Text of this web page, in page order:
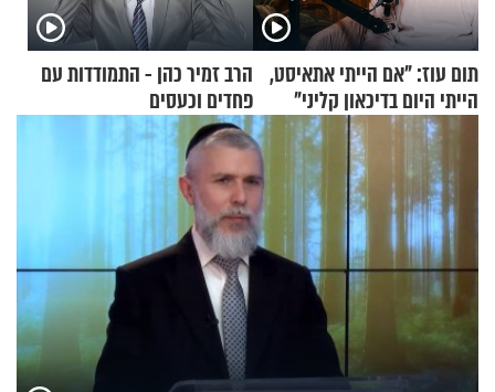
תום עוז: "אם הייתי אתאיסט,
הייתי היום בדיכאון קליני"
הרב זמיר כהן - התמודדות עם
פחדים וכעסים